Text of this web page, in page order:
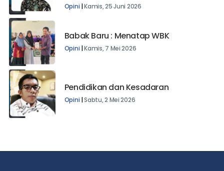
Opini |Kamis, 25 Juni 2026
Babak Baru : Menatap WBK
Opini |Kamis, 7 Mei 2026
Pendidikan dan Kesadaran
Opini |Sabtu, 2 Mei 2026